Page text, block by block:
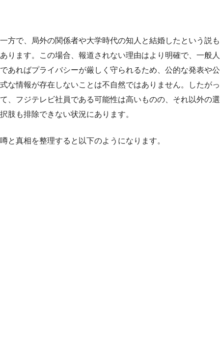
一方で、局外の関係者や大学時代の知人と結婚したという説も
あります。この場合、報道されない理由はより明確で、一般人
であればプライバシーが厳しく守られるため、公的な発表や公
式な情報が存在しないことは不自然ではありません。したがっ
て、フジテレビ社員である可能性は高いものの、それ以外の選
択肢も排除できない状況にあります。
噂と真相を整理すると以下のようになります。